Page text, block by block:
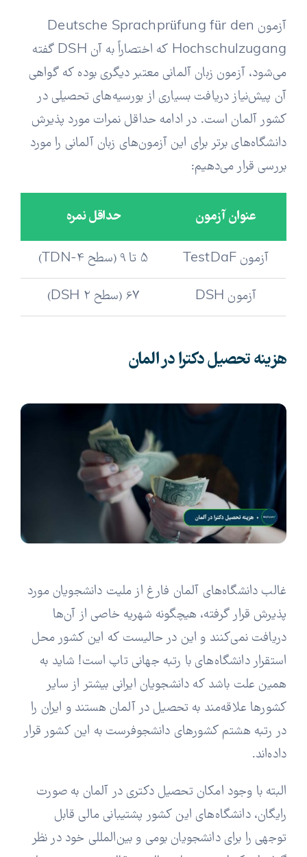
آزمون Deutsche Sprachprüfung für den
Hochschulzugang که اختصاراً به آن DSH گفته
می‌شود، آزمون زبان آلمانی معتبر دیگری بوده که گواهی
آن پیش‌نیاز دریافت بسیاری از بورسیه‌های تحصیلی در
کشور آلمان است. در ادامه حداقل نمرات مورد پذیرش
دانشگاه‌های برتر برای این آزمون‌های زبان آلمانی را مورد
بررسی قرار می‌دهیم:
عنوان آزمون حداقل نمره
آزمون TestDaF 5 تا 9 (سطح TDN-4)
آزمون DSH 67 (سطح DSH 2)
هزینه تحصیل دکترا در المان
غالب دانشگاه‌های آلمان فارغ از ملیت دانشجویان مورد
پذیرش قرار گرفته، هیچگونه شهریه خاصی از آن‌ها
دریافت نمی‌کنند و این در حالیست که این کشور محل
استقرار دانشگاه‌های با رتبه جهانی تاپ است! شاید به
همین علت باشد که دانشجویان ایرانی بیشتر از سایر
کشورها علاقه‌مند به تحصیل در آلمان هستند و ایران را
در رتبه هشتم کشورهای دانشجوفرست به این کشور قرار
داده‌اند.
البته با وجود امکان تحصیل دکتری در آلمان به صورت
رایگان، دانشگاه‌های این کشور پشتیبانی مالی قابل
توجهی را برای دانشجویان بومی و بین‌المللی خود در نظر